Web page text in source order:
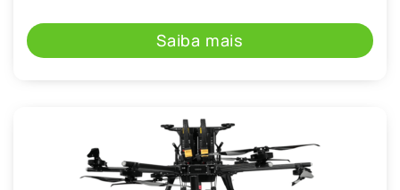
Saiba mais